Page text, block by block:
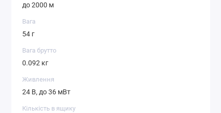
до 2000 м
Вага
54 г
Вага брутто
0.092 кг
Живлення
24 В, до 36 мВт
Кількість в ящику